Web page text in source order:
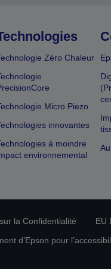
Zéro Chaleur
Micro Piezo
innovantes
à moindre
environnemental
la Confidentialité
EU
d’Epson pour